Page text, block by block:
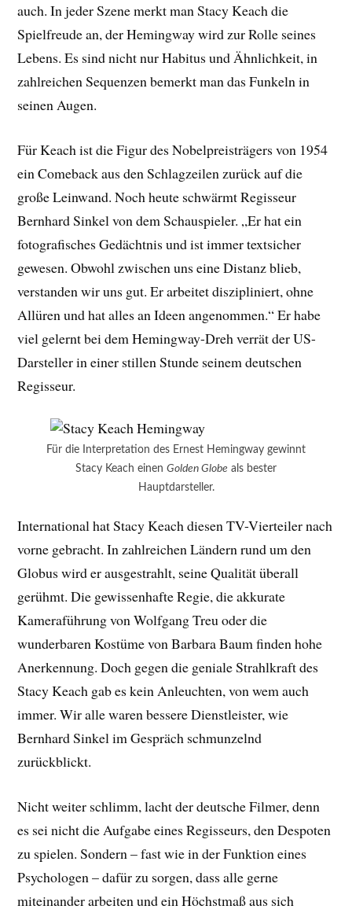
auch. In jeder Szene merkt man Stacy Keach die
Spielfreude an, der Hemingway wird zur Rolle seines
Lebens. Es sind nicht nur Habitus und Ähnlichkeit, in
zahlreichen Sequenzen bemerkt man das Funkeln in
seinen Augen.
Für Keach ist die Figur des Nobelpreisträgers von 1954
ein Comeback aus den Schlagzeilen zurück auf die
große Leinwand. Noch heute schwärmt Regisseur
Bernhard Sinkel von dem Schauspieler. „Er hat ein
fotografisches Gedächtnis und ist immer textsicher
gewesen. Obwohl zwischen uns eine Distanz blieb,
verstanden wir uns gut. Er arbeitet diszipliniert, ohne
Allüren und hat alles an Ideen angenommen.“ Er habe
viel gelernt bei dem Hemingway-Dreh verrät der US-
Darsteller in einer stillen Stunde seinem deutschen
Regisseur.
Für die Interpretation des Ernest Hemingway gewinnt
Stacy Keach einen Golden Globe als bester
Hauptdarsteller.
International hat Stacy Keach diesen TV-Vierteiler nach
vorne gebracht. In zahlreichen Ländern rund um den
Globus wird er ausgestrahlt, seine Qualität überall
gerühmt. Die gewissenhafte Regie, die akkurate
Kameraführung von Wolfgang Treu oder die
wunderbaren Kostüme von Barbara Baum finden hohe
Anerkennung. Doch gegen die geniale Strahlkraft des
Stacy Keach gab es kein Anleuchten, von wem auch
immer. Wir alle waren bessere Dienstleister, wie
Bernhard Sinkel im Gespräch schmunzelnd
zurückblickt.
Nicht weiter schlimm, lacht der deutsche Filmer, denn
es sei nicht die Aufgabe eines Regisseurs, den Despoten
zu spielen. Sondern – fast wie in der Funktion eines
Psychologen – dafür zu sorgen, dass alle gerne
miteinander arbeiten und ein Höchstmaß aus sich